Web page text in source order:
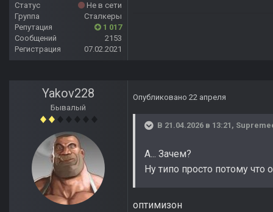
Статус
Не в сети
Группа
Сталкеры
Репутация
1 017
Сообщений
2153
Регистрация
07.02.2021
Yakov228
Бывалый
Опубликовано 22 апреля
В 21.04.2026 в 13:21,
А... Зачем?
Ну типо просто потому что
оптимизон